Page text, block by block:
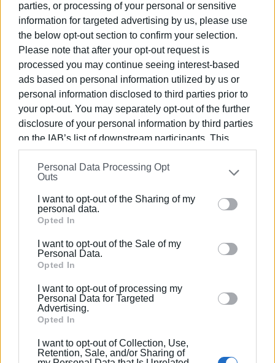
parties, or processing of your personal or sensitive
information for targeted advertising by us, please use
the below opt-out section to confirm your selection.
Please note that after your opt-out request is
processed you may continue seeing interest-based
ads based on personal information utilized by us or
personal information disclosed to third parties prior to
your opt-out. You may separately opt-out of the further
disclosure of your personal information by third parties
on the IAB’s list of downstream participants. This
information may also be disclosed by us to third parties
on theIAB’s List of Downstream Participants
that may
further disclose it to other third parties.
Please note that this website/app uses one or more
Google services and may gather and store information
behaviour. You may click to grant or deny consent to
Google and its third-party tags to use your data for
section.
Personal Data Processing Opt
Outs
I want to opt-out of the Sharing of my
personal data.
Opted In
I want to opt-out of the Sale of my
Personal Data.
Opted In
I want to opt-out of processing my
Personal Data for Targeted
Advertising.
Opted In
I want to opt-out of Collection, Use,
Retention, Sale, and/or Sharing of
Και έμοιαζε η Αγγιολίνα σα τη φωτιά που τση ρίχνεις
λάδι, γίνεται λαμπατίνα που καίει το παιδικό κορμάκι
και φανερώνει μια νέα γυναίκα που φουσκώνει ο
ερωτικός πόθος στο πέτο της.
Και όλο εκαμονότανε ότι εφώναζε το γάτο της....ψψψψ
Και όλο την εκοιτάζανε τα παλληκαρόπουλα και όλο
εκκοκίνιζε και την έπιανε καρδιοκάψωνας.
Από τη χαραμάδα τση κουζινέλας την εκοίταε και η
μάνα της, την εσταύρωνε και τσι έδινε ευκές. Νάσαι
καλότυχη και καλογραμμένη, κόρη μου.
Και ώσπου να δώκει η μάνα τσι ευκές, η Αγγιολίνα
εγίνηκε γυναίκα.
Και ήταν άνοιξη και πρωτομαγιά.
Ξεσπουρδίσει=ξεπεταχτεί,
πέκνες=φακίδες,
φρακατσάνοι=είδος σύκου,
καρδιοκάψωνας=κάψιμο στο στήθος,